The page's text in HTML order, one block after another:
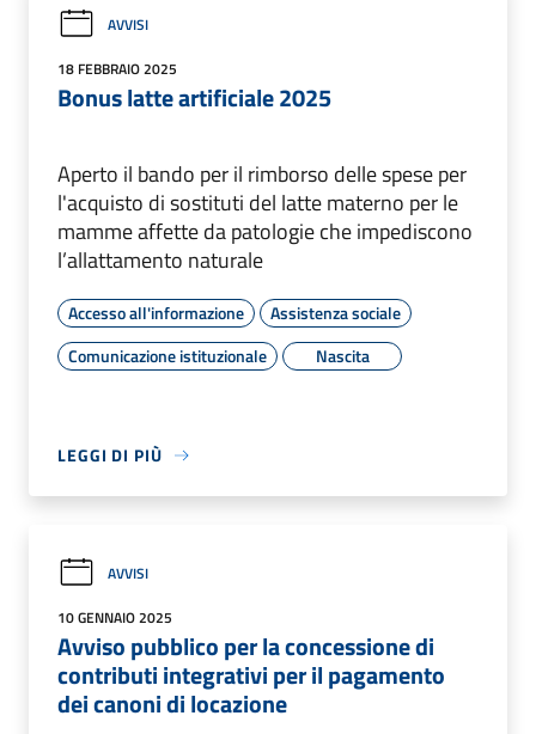
AVVISI
18 FEBBRAIO 2025
Bonus latte artificiale 2025
Aperto il bando per il rimborso delle spese per
l'acquisto di sostituti del latte materno per le
mamme affette da patologie che impediscono
l’allattamento naturale
Accesso all'informazione
Assistenza sociale
Comunicazione istituzionale
Nascita
LEGGI DI PIÙ
AVVISI
10 GENNAIO 2025
Avviso pubblico per la concessione di
contributi integrativi per il pagamento
dei canoni di locazione